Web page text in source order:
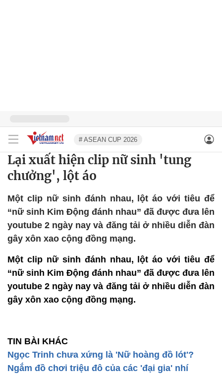
# ASEAN CUP 2026
Lại xuất hiện clip nữ sinh 'tung
chưởng', lột áo
Một clip nữ sinh đánh nhau, lột áo với tiêu để
“nữ sinh Kim Động đánh nhau” đã được đưa lên
youtube 2 ngày nay và đăng tải ở nhiều diễn đàn
gây xôn xao cộng đồng mạng.
Một clip nữ sinh đánh nhau, lột áo với tiêu để
“nữ sinh Kim Động đánh nhau” đã được đưa lên
youtube 2 ngày nay và đăng tải ở nhiều diễn đàn
gây xôn xao cộng đồng mạng.
TIN BÀI KHÁC
Ngọc Trinh chưa xứng là 'Nữ hoàng đồ lót'?
Ngắm đồ chơi triệu đô của các 'đại gia' nhí